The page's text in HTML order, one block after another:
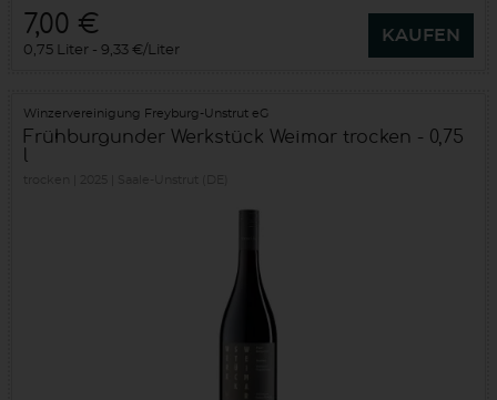
7,00 €
0,75 Liter 9,33 €/Liter
KAUFEN
Winzervereinigung Freyburg-Unstrut eG
Frühburgunder Werkstück Weimar trocken - 0,75
l